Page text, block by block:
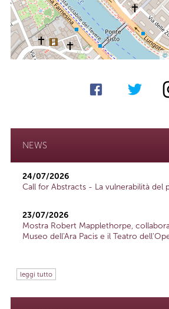
©
NEWS
24/07/2026
Call for Abstracts - La vulnerabilità del
23/07/2026
Mostra Robert Mapplethorpe,
Museo dell'Ara Pacis e il Teatro
leggi tutto